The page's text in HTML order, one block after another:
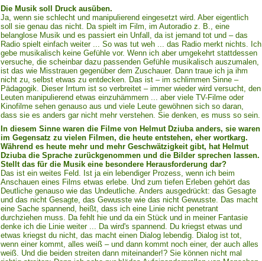
Die Musik soll Druck ausüben.
Ja, wenn sie schlecht und manipulierend eingesetzt wird. Aber eigentlich
soll sie genau das nicht. Da spielt im Film, im Autoradio z. B., eine
belanglose Musik und es passiert ein Unfall, da ist jemand tot und – das
Radio spielt einfach weiter ... So was tut weh ... das Radio merkt nichts. Ich
gebe musikalisch keine Gefühle vor. Wenn ich aber umgekehrt stattdessen
versuche, die scheinbar dazu passenden Gefühle musikalisch auszumalen,
ist das wie Misstrauen gegenüber dem Zuschauer. Dann traue ich ja ihm
nicht zu, selbst etwas zu entdecken. Das ist – im schlimmen Sinne –
Pädagogik. Dieser Irrtum ist so verbreitet – immer wieder wird versucht, den
Leuten manipulierend etwas einzuhämmern ... aber viele TV-Filme oder
Kinofilme sehen genauso aus und viele Leute gewöhnen sich so daran,
dass sie es anders gar nicht mehr verstehen. Sie denken, es muss so sein.
In diesem Sinne waren die Filme von Helmut Dziuba anders, sie waren
im Gegensatz zu vielen Filmen, die heute entstehen, eher wortkarg.
Während es heute mehr und mehr Geschwätzigkeit gibt, hat Helmut
Dziuba die Sprache zurückgenommen und die Bilder sprechen lassen.
Stellt das für die Musik eine besondere Herausforderung dar?
Das ist ein weites Feld. Ist ja ein lebendiger Prozess, wenn ich beim
Anschauen eines Films etwas erlebe. Und zum tiefen Erleben gehört das
Deutliche genauso wie das Undeutliche. Anders ausgedrückt: das Gesagte
und das nicht Gesagte, das Gewusste wie das nicht Gewusste. Das macht
eine Sache spannend, heißt, dass ich eine Linie nicht penetrant
durchziehen muss. Da fehlt hie und da ein Stück und in meiner Fantasie
denke ich die Linie weiter ... Da wird's spannend. Du kriegst etwas und
etwas kriegst du nicht, das macht einen Dialog lebendig. Dialog ist tot,
wenn einer kommt, alles weiß – und dann kommt noch einer, der auch alles
weiß. Und die beiden streiten dann miteinander!? Sie können nicht mal